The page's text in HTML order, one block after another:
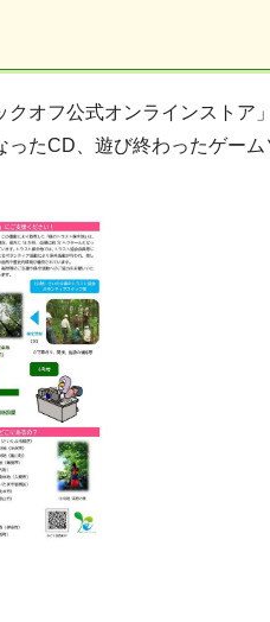
オフ公式オンラインスト
たCD、遊び終わったゲー